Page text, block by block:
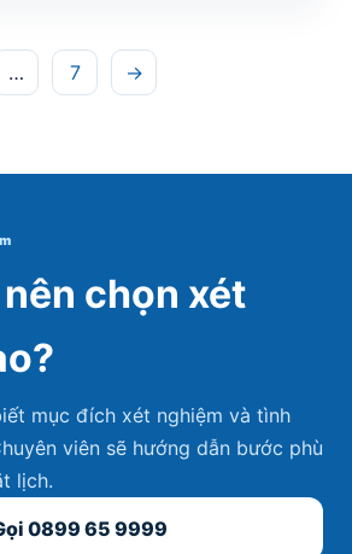
… 7 →
chọn xét
mục đích xét nghiệm và tình
viên sẽ hướng dẫn bước phù
lịch.
0899 65 9999